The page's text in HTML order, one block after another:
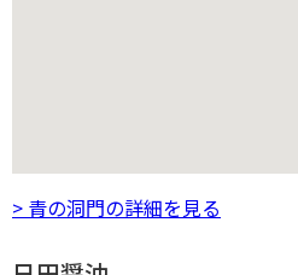
> 青の洞門の詳細を見る